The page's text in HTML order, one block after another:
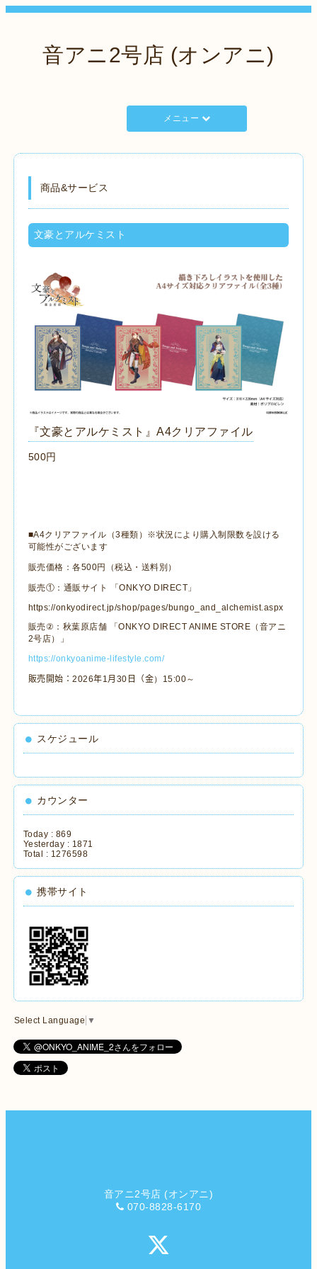
音アニ2号店 (オンアニ)
メニュー
商品&サービス
文豪とアルケミスト
『文豪とアルケミスト』A4クリアファイル
500円
■A4クリアファイル（3種類）※状況により購入制限数を設ける
可能性がございます
販売価格：各500円（税込・送料別）
販売①：通販サイト 「ONKYO DIRECT」
https://onkyodirect.jp/shop/pages/bungo _and_ alchemist.aspx
販売② ： 秋葉原店舗 「ONKYO DIRECT ANIME STORE（音アニ
2号店）」
https://onkyoanime-lifestyle.com/
販売開始：2026年1月 30 日（金）15:00～
スケジュール
カウンター
Today : 869
Yesterday : 1871
Total : 1276598
携帯サイト
Select Language ▼
音アニ2号店 (オンアニ)
070-8828-6170